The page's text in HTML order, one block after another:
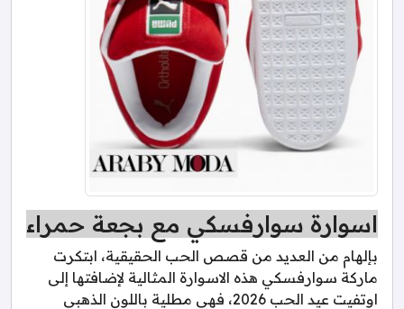
اسوارة سوارفسكي مع بجعة حمراء
بإلهام من العديد من قصص الحب الحقيقية، ابتكرت
ماركة سوارفسكي هذه الاسوارة المثالية لإضافتها إلى
اوتفيت عيد الحب 2026، فهي مطلية باللون الذهبي